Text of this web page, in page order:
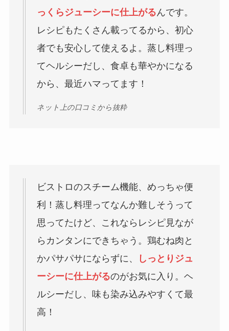
っくらジューシーに仕上がるんです。
レシピもたくさん載ってるから、初心
者でも安心して使えるよ。蒸し料理っ
てヘルシーだし、食卓も華やかになる
から、最近ハマってます！
ネット上の口コミから抜粋
ビストロのスチーム機能、めっちゃ便
利！蒸し料理ってなんか難しそうって
思ってたけど、これならレシピ見なが
らカンタンにできちゃう。鶏むね肉と
かパサパサにならずに、
しっとりジュ
ーシーに仕上がるのがお気に入り。ヘ
ルシーだし、味も染み込みやすくて最
高！